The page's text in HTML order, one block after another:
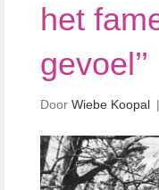
het
gevoel’’
Door Wiebe Koopal |